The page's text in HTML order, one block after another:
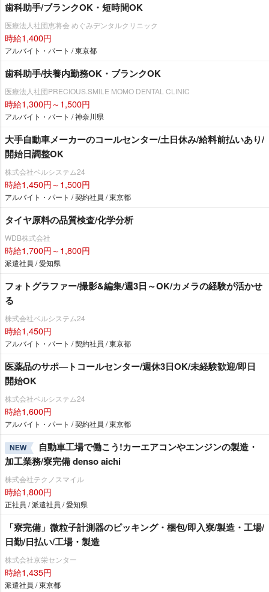
歯科助手/ブランクOK・短時間OK
医療法人社団恵将会 めぐみデンタルクリニック
時給1,400円
アルバイト・パート / 東京都
歯科助手/扶養内勤務OK・ブランクOK
医療法人社団PRECIOUS.SMILE MOMO DENTAL CLINIC
時給1,300円～1,500円
アルバイト・パート / 神奈川県
大手自動車メーカーのコールセンター/土日休み/給料前払いあり/
開始日調整OK
株式会社ベルシステム24
時給1,450円～1,500円
アルバイト・パート / 契約社員 / 東京都
タイヤ原料の品質検査/化学分析
WDB株式会社
時給1,700円～1,800円
派遣社員 / 愛知県
フォトグラファー/撮影&編集/週3日～OK/カメラの経験が活かせ
る
株式会社ベルシステム24
時給1,450円
アルバイト・パート / 契約社員 / 東京都
医薬品のサポ―トコールセンター/週休3日OK/未経験歓迎/即日
開始OK
株式会社ベルシステム24
時給1,600円
アルバイト・パート / 契約社員 / 東京都
NEW
自動車工場で働こう!カーエアコンやエンジンの製造・
加工業務/寮完備 denso aichi
株式会社テクノスマイル
時給1,800円
正社員 / 派遣社員 / 愛知県
「寮完備」微粒子計測器のピッキング・梱包/即入寮/製造・工場/
日勤/日払い/工場・製造
株式会社京栄センター
時給1,435円
派遣社員 / 東京都